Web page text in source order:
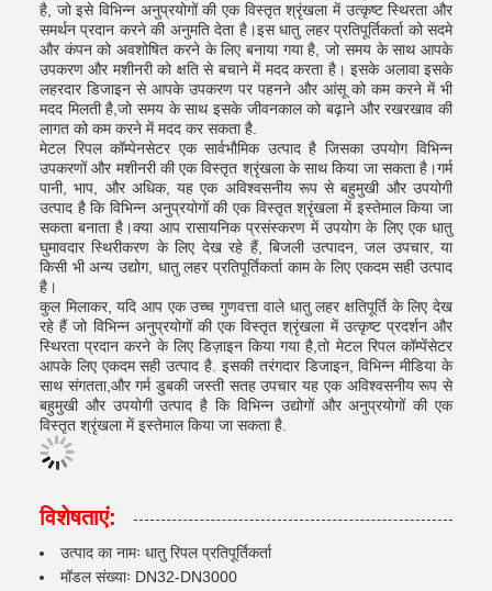
है, जो इसे विभिन्न अनुप्रयोगों की एक विस्तृत श्रृंखला में उत्कृष्ट स्थिरता और
समर्थन प्रदान करने की अनुमति देता है।इस धातु लहर प्रतिपूर्तिकर्ता को सदमे
और कंपन को अवशोषित करने के लिए बनाया गया है, जो समय के साथ आपके
उपकरण और मशीनरी को क्षति से बचाने में मदद करता है। इसके अलावा इसके
लहरदार डिजाइन से आपके उपकरण पर पहनने और आंसू को कम करने में भी
मदद मिलती है,जो समय के साथ इसके जीवनकाल को बढ़ाने और रखरखाव की
लागत को कम करने में मदद कर सकता है.
मेटल रिपल कॉम्पेनसेटर एक सार्वभौमिक उत्पाद है जिसका उपयोग विभिन्न
उपकरणों और मशीनरी की एक विस्तृत श्रृंखला के साथ किया जा सकता है।गर्म
पानी, भाप, और अधिक, यह एक अविश्वसनीय रूप से बहुमुखी और उपयोगी
उत्पाद है कि विभिन्न अनुप्रयोगों की एक विस्तृत श्रृंखला में इस्तेमाल किया जा
सकता बनाता है।क्या आप रासायनिक प्रसंस्करण में उपयोग के लिए एक धातु
घुमावदार स्थिरीकरण के लिए देख रहे हैं, बिजली उत्पादन, जल उपचार, या
किसी भी अन्य उद्योग, धातु लहर प्रतिपूर्तिकर्ता काम के लिए एकदम सही उत्पाद
है।
कुल मिलाकर, यदि आप एक उच्च गुणवत्ता वाले धातु लहर क्षतिपूर्ति के लिए देख
रहे हैं जो विभिन्न अनुप्रयोगों की एक विस्तृत श्रृंखला में उत्कृष्ट प्रदर्शन और
स्थिरता प्रदान करने के लिए डिज़ाइन किया गया है,तो मेटल रिपल कॉम्पेंसेटर
आपके लिए एकदम सही उत्पाद है. इसकी तरंगदार डिजाइन, विभिन्न मीडिया के
साथ संगतता,और गर्म डुबकी जस्ती सतह उपचार यह एक अविश्वसनीय रूप से
बहुमुखी और उपयोगी उत्पाद है कि विभिन्न उद्योगों और अनुप्रयोगों की एक
विस्तृत श्रृंखला में इस्तेमाल किया जा सकता है.
विशेषताएं:
उत्पाद का नामः धातु रिपल प्रतिपूर्तिकर्ता
मॉडल संख्याः DN32-DN3000